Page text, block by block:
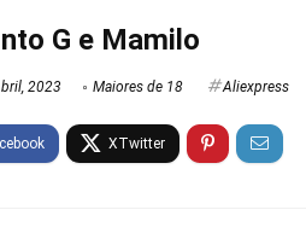
G e Mamilo
2023 Maiores de 18 Aliexpress